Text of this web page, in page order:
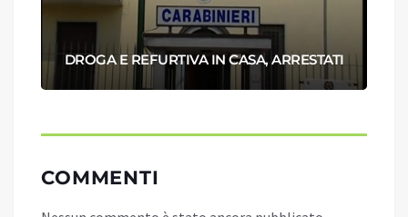
DROGA E REFURTIVA IN CASA, ARRESTATI
COMMENTI